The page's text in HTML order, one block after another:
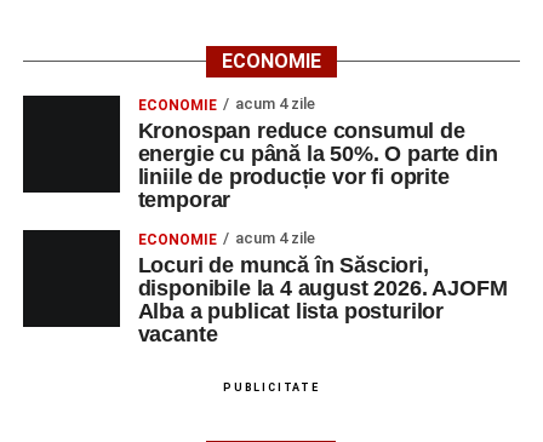
ECONOMIE
ECONOMIE acum 4 zile
Kronospan reduce consumul de
energie cu până la 50%. O parte din
liniile de producție vor fi oprite
temporar
ECONOMIE acum 4 zile
Locuri de muncă în Săsciori,
disponibile la 4 august 2026. AJOFM
Alba a publicat lista posturilor
vacante
PUBLICITATE